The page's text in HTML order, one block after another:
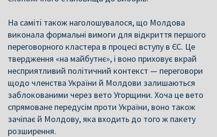
На саміті також наголошувалося, що Молдова
виконала формальні вимоги для відкриття першого
переговорного кластера в процесі вступу в ЄС. Це
твердження «на майбутнє», і воно приховує вкрай
несприятливий політичний контекст — переговори
щодо членства України й Молдови залишаються
заблокованими через вето Угорщини. Хоча це вето
спрямоване передусім проти України, воно також
зачіпає й Молдову, яка входить до того ж пакету
розширення.